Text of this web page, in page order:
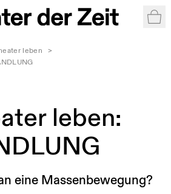
leben
>
leben:
eine Massenbewegung?